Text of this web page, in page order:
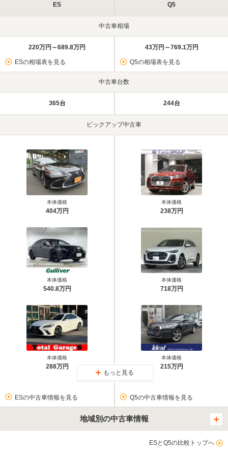
ES
Q5
中古車相場
220万円～689.8万円
ESの相場表を見る
43万円～769.1万円
Q5の相場表を見る
中古車台数
365台 244台
ピックアップ中古車
本体価格
404万円
本体価格
540.8万円
本体価格
288万円
本体価格
238万円
本体価格
718万円
本体価格
215万円
もっと見る
ESの中古車情報を見る Q5の中古車情報を見る
地域別の中古車情報
ESとQ5の比較トップへ